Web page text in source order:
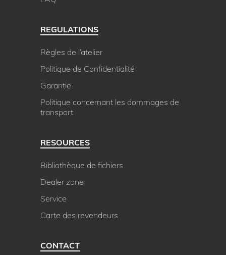
REGULATIONS
Règles de l’atelier
Politique de Confidentialité
Garantie
Politique concernant les dommages de
transport
RESOURCES
Bibliothèque de fichiers
Dealer zone
Service
Carte des revendeurs
CONTACT